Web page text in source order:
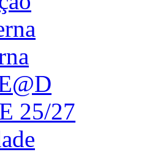
25/27